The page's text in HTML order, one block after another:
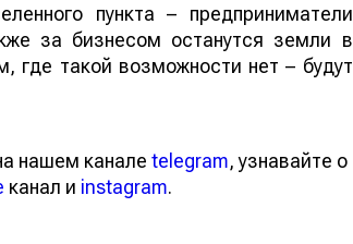
пункта – предприниматели
за бизнесом останутся земли в
где такой возможности нет – будут
нашем канале telegram, узнавайте о
канал и instagram.